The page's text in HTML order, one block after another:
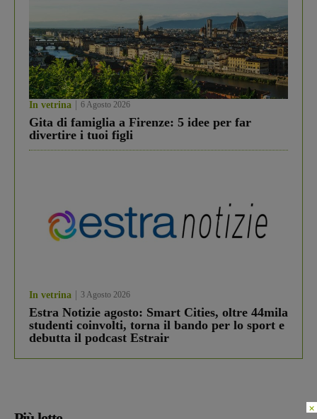
In vetrina 6 Agosto 2026
Gita di famiglia a Firenze: 5 idee per far
divertire i tuoi figli
In vetrina 3 Agosto 2026
Estra Notizie agosto: Smart Cities, oltre 44mila
studenti coinvolti, torna il bando per lo sport e
debutta il podcast Estrair
×